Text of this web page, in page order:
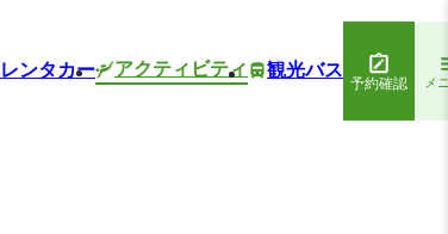
レンタカー アクティビティ 観光バス
予約確認 メ